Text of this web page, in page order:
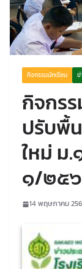
กิจกรรมนักเรียน ข่
กิจกร
ปรับพื้
ใหม่ ม.
๑/๒๕
14 พฤษภาคม